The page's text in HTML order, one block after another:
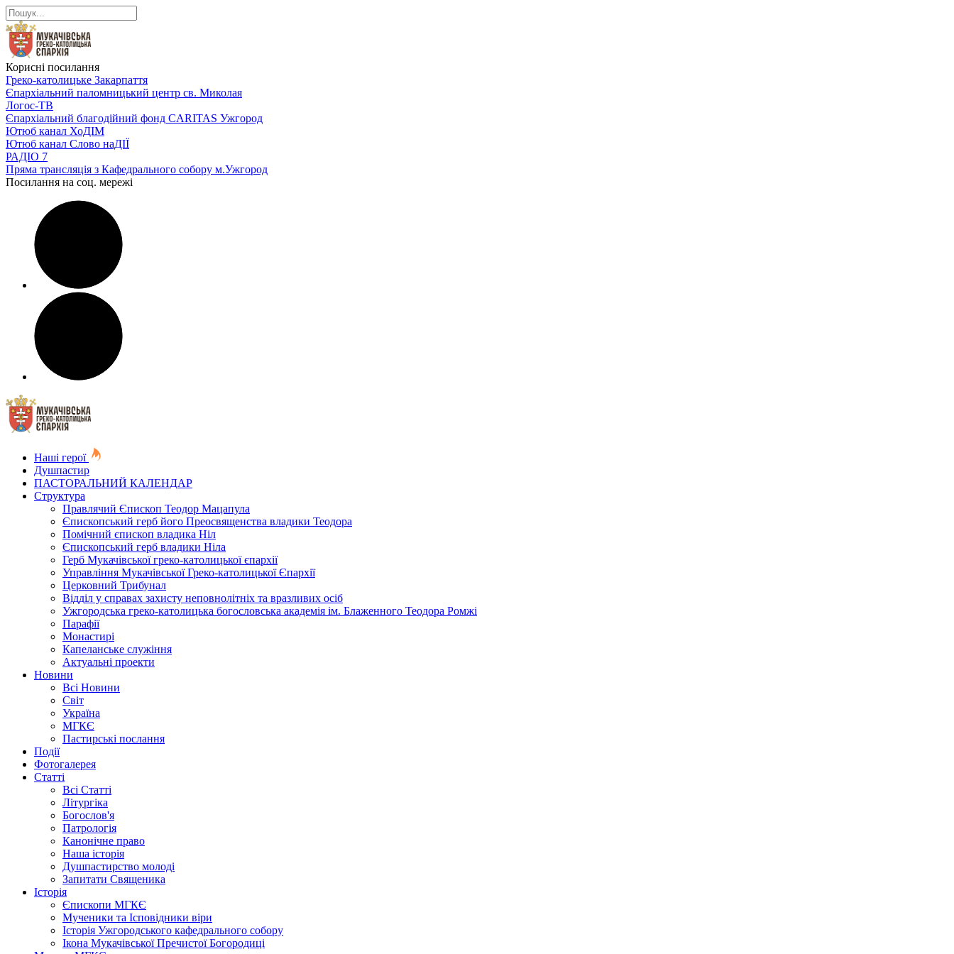
Корисні посилання
Греко-католицьке Закарпаття
Єпархіальний паломницький центр св. Миколая
Логос-ТВ
Єпархіальний благодійний фонд CARITAS Ужгород
Ютюб канал ХоДІМ
Ютюб канал Слово наДІЇ
РАДІО 7
Пряма трансляція з Кафедрального собору м.Ужгород
Посилання на соц. мережі
Наші герої
Душпастир
ПАСТОРАЛЬНИЙ КАЛЕНДАР
Структура
Правлячий Єпископ Теодор Мацапула
Єпископський герб його Преосвященства владики Теодора
Помічний єпископ владика Ніл
Єпископський герб владики Ніла
Герб Мукачівської греко-католицької єпархії
Управління Мукачівської Греко-католицької Єпархії
Церковний Трибунал
Відділ у справах захисту неповнолітніх та вразливих осіб
Ужгородська греко-католицька богословська академія ім. Блаженного Теодора Ромжі
Парафії
Монастирі
Капеланське служіння
Актуальні проекти
Новини
Всі Новини
Світ
Україна
МГКЄ
Пастирські послання
Події
Фотогалерея
Статті
Всі Статті
Літургіка
Богослов'я
Патрологія
Канонічне право
Наша історія
Душпастирство молоді
Запитати Священика
Історія
Єпископи МГКЄ
Мученики та Ісповідники віри
Історія Ужгородського кафедрального собору
Ікона Мукачівської Пречистої Богородиці